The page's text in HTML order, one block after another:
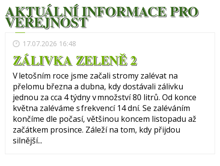
AKTUÁLNÍ INFORMACE PRO
VEŘEJNOST
17.07.2026 16:48
ZÁLIVKA ZELENĚ 2
V letošním roce jsme začali stromy zalévat na
přelomu března a dubna, kdy dostávali zálivku
jednou za cca 4 týdny v množství 80 litrů. Od konce
května zaléváme s frekvencí 14 dní. Se zaléváním
končíme dle počasí, většinou koncem listopadu až
začátkem prosince. Záleží na tom, kdy přijdou
silnější...